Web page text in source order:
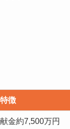
徴
金約7,500万円